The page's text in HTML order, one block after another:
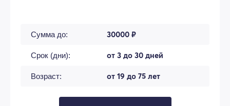
Сумма до: 30000 ₽
Срок (дни): от 3 до 30 дней
Возраст: от 19 до 75 лет